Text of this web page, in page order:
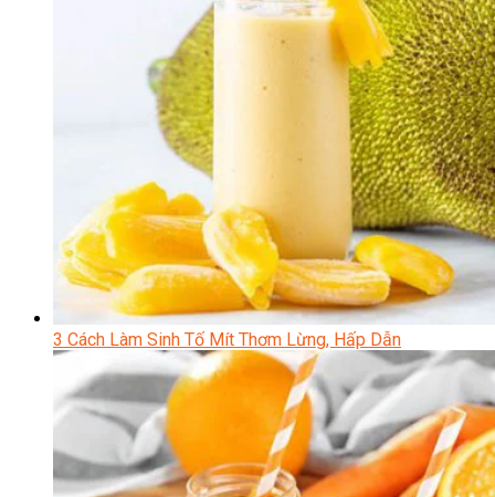
3 Cách Làm Sinh Tố Mít Thơm Lừng, Hấp Dẫn